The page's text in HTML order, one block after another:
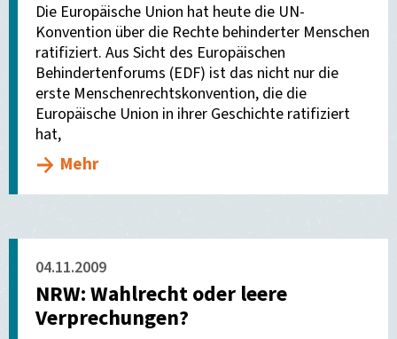
Die Europäische Union hat heute die UN-
Konvention über die Rechte behinderter Menschen
ratifiziert. Aus Sicht des Europäischen
Behindertenforums (EDF) ist das nicht nur die
erste Menschenrechtskonvention, die die
Europäische Union in ihrer Geschichte ratifiziert
hat,
Mehr
04.11.2009
NRW: Wahlrecht oder leere
Verprechungen?